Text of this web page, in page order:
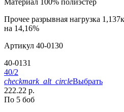
Материал 100% полиэстер
Прочее разрывная нагрузка
на 14,16%
Артикул 40-0130
40-0131
40/2
checkmark_alt_circleВыбрать
222.22 р.
По 5 боб